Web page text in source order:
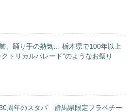
、踊り手の熱気… 栃木県で100年以上
クトリカルパレード”のようなお祭り
周年のスタバ 群馬県限定フラペチー